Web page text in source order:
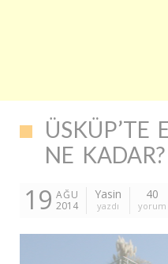
ÜSKÜP’TE
NE KADAR?
19 AĞU
2014
Yasin
yazdı
40
yorum